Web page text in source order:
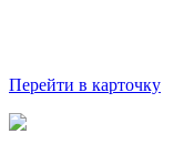
Перейти в карточку